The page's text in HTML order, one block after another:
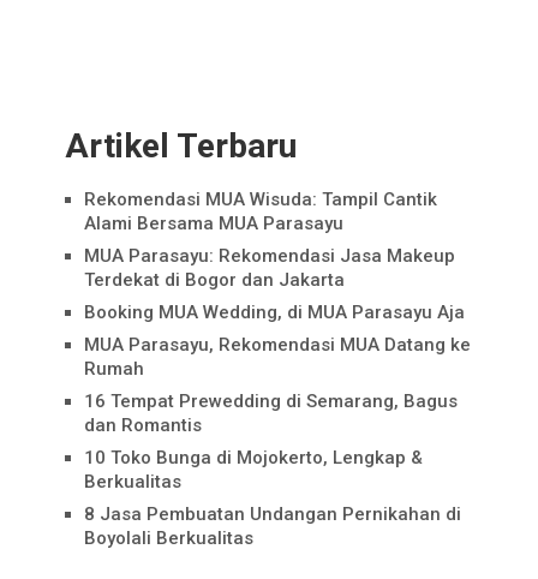
Artikel Terbaru
Rekomendasi MUA Wisuda: Tampil Cantik
Alami Bersama MUA Parasayu
MUA Parasayu: Rekomendasi Jasa Makeup
Terdekat di Bogor dan Jakarta
Booking MUA Wedding, di MUA Parasayu Aja
MUA Parasayu, Rekomendasi MUA Datang ke
Rumah
16 Tempat Prewedding di Semarang, Bagus
dan Romantis
10 Toko Bunga di Mojokerto, Lengkap &
Berkualitas
8 Jasa Pembuatan Undangan Pernikahan di
Boyolali Berkualitas